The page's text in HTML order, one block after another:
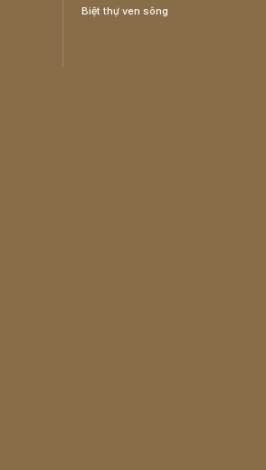
Biệt thự ven sông